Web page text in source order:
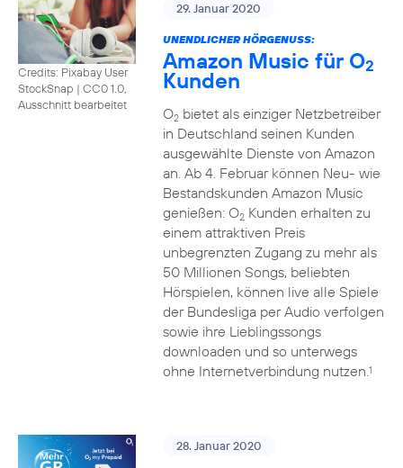
Credits: Pixabay User
StockSnap | CC0 1.0,
Ausschnitt bearbeitet
29. Januar 2020
UNENDLICHER HÖRGENUSS:
Amazon Music für O2
Kunden
O2bietet als einziger Netzbetreiber
in Deutschland seinen Kunden
ausgewählte Dienste von Amazon
an. Ab 4. Februar können Neu- wie
Bestandskunden Amazon Music
genießen: O2Kunden erhalten zu
einem attraktiven Preis
unbegrenzten Zugang zu mehr als
50 Millionen Songs, beliebten
Hörspielen, können live alle Spiele
der Bundesliga per Audio verfolgen
sowie ihre Lieblingssongs
downloaden und so unterwegs
ohne Internetverbindung nutzen.1
28. Januar 2020